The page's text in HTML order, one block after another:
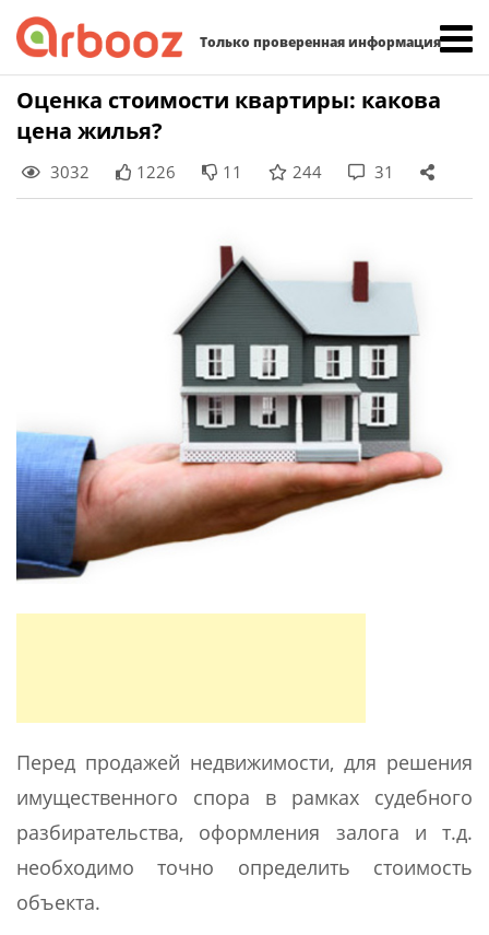
Только проверенная информация
Skip
content
Оценка стоимости квартиры: какова
цена жилья?
3032 1226 11 244 31
Перед продажей недвижимости, для решения
имущественного спора в рамках судебного
разбирательства, оформления залога и т.д.
необходимо точно определить стоимость
объекта.
Найти: